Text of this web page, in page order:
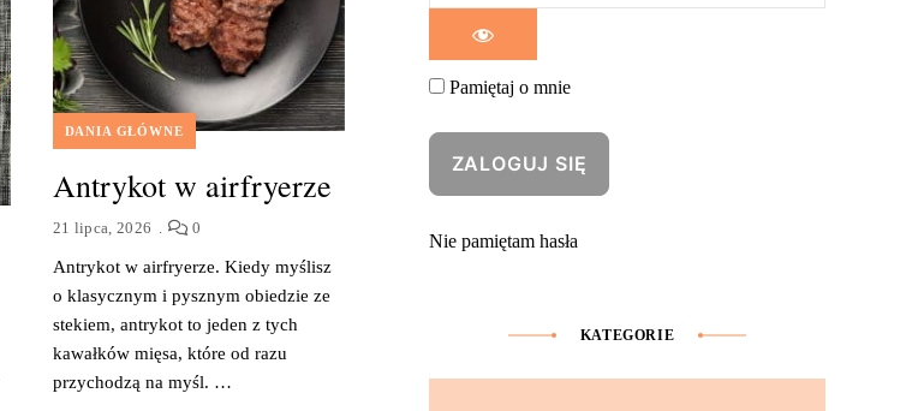
DANIA GŁÓWNE
Antrykot w airfryerze
21 lipca, 2026 0
Antrykot w airfryerze. Kiedy myślisz
o klasycznym i pysznym obiedzie ze
stekiem, antrykot to jeden z tych
kawałków mięsa, które od razu
przychodzą na myśl. …
Pamiętaj o mnie
Nie pamiętam hasła
KATEGORIE